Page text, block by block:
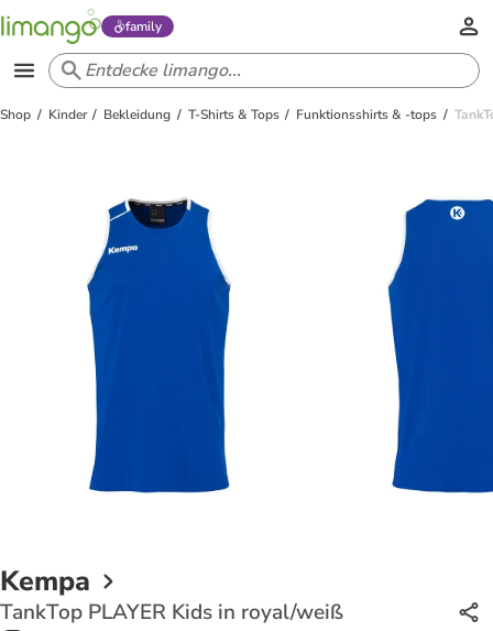
family
Shop Kinder Bekleidung T-Shirts & Tops Funktionsshirts & -tops
Kempa
TankTop PLAYER Kids in royal/weiß